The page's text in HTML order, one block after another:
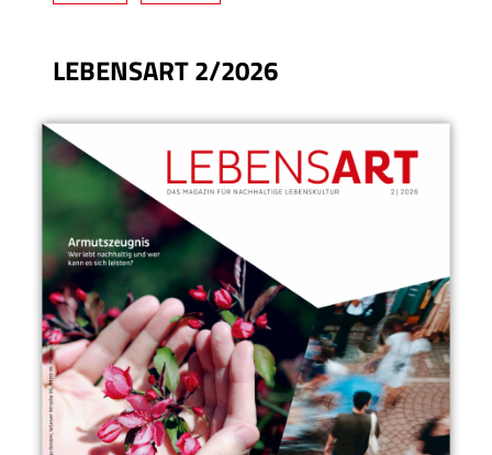
LEBENSART 2/2026